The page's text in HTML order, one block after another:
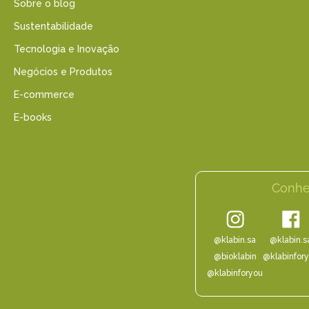
Sobre o blog
Sustentabilidade
Tecnologia e Inovação
Negócios e Produtos
E-commerce
E-books
@klabin.sa
@bioklabin
@klabinforyou